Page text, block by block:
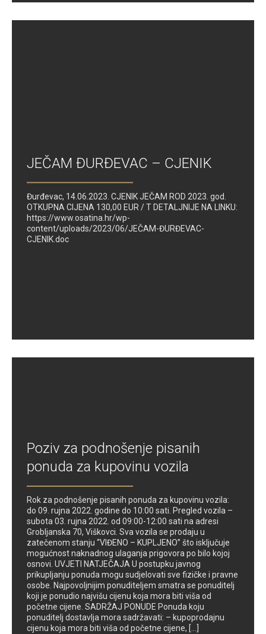
JEČAM ĐURĐEVAC – CJENIK
Đurđevac, 14.06.2023. CJENIK JEČAM ROD 2023. god.
OTKUPNA CIJENA 130,00 EUR / T DETALJNIJE NA LINKU:
https://www.osatina.hr/wp-
content/uploads/2023/06/JEČAM-ĐURĐEVAC-
CJENIK.doc
Poziv za podnošenje pisanih
ponuda za kupovinu vozila
Rok za podnošenje pisanih ponuda za kupovinu vozila:
do 09. rujna 2022. godine do 10:00 sati. Pregled vozila –
subota 03. rujna 2022. od 09:00-12:00 sati na adresi
Grobljanska 70, Viškovci. Sva vozila se prodaju u
zatečenom stanju “VIĐENO – KUPLJENO” što isključuje
mogućnost naknadnog ulaganja prigovora po bilo kojoj
osnovi. UVJETI NATJEČAJA U postupku javnog
prikupljanju ponuda mogu sudjelovati sve fizičke i pravne
osobe. Najpovoljnijim ponuditeljem smatra se ponuditelj
koji je ponudio najvišu cijenu koja mora biti viša od
početne cijene. SADRŽAJ PONUDE Ponuda koju
ponuditelj dostavlja mora sadržavati: – kupoprodajnu
cijenu koja mora biti viša od početne cijene, […]